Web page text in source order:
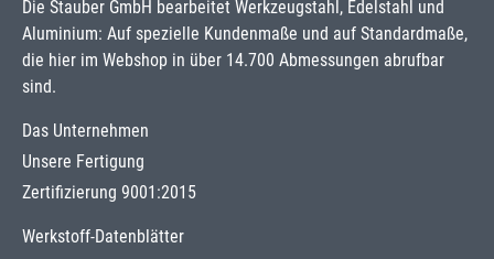
Die Stauber GmbH bearbeitet Werkzeugstahl, Edelstahl und
Aluminium: Auf spezielle Kundenmaße und auf Standardmaße,
die hier im Webshop in über 14.700 Abmessungen abrufbar
sind.
Das Unternehmen
Unsere Fertigung
Zertifizierung 9001:2015
Werkstoff-Datenblätter